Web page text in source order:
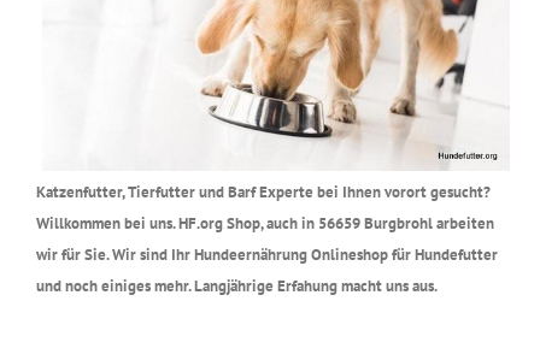
Katzenfutter, Tierfutter und Barf Experte bei Ihnen vorort gesucht?
Willkommen bei uns. HF.org Shop, auch in 56659 Burgbrohl arbeiten
wir für Sie. Wir sind Ihr Hundeernährung Onlineshop für Hundefutter
und noch einiges mehr. Langjährige Erfahung macht uns aus.